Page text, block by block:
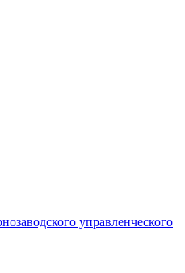
управленческого